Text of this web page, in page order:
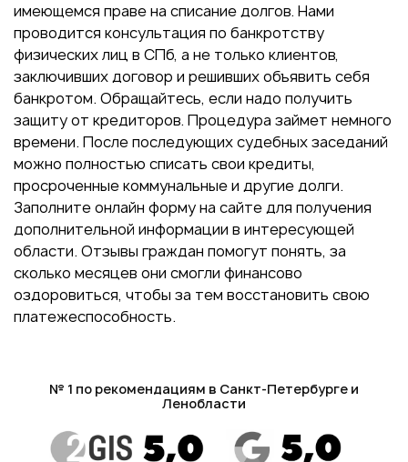
имеющемся праве на списание долгов. Нами
проводится консультация по банкротству
физических лиц в СПб, а не только клиентов,
заключивших договор и решивших объявить себя
банкротом. Обращайтесь, если надо получить
защиту от кредиторов. Процедура займет немного
времени. После последующих судебных заседаний
можно полностью списать свои кредиты,
просроченные коммунальные и другие долги.
Заполните онлайн форму на сайте для получения
дополнительной информации в интересующей
области. Отзывы граждан помогут понять, за
сколько месяцев они смогли финансово
оздоровиться, чтобы за тем восстановить свою
платежеспособность.
№ 1 по рекомендациям в Санкт-Петербурге и
Ленобласти